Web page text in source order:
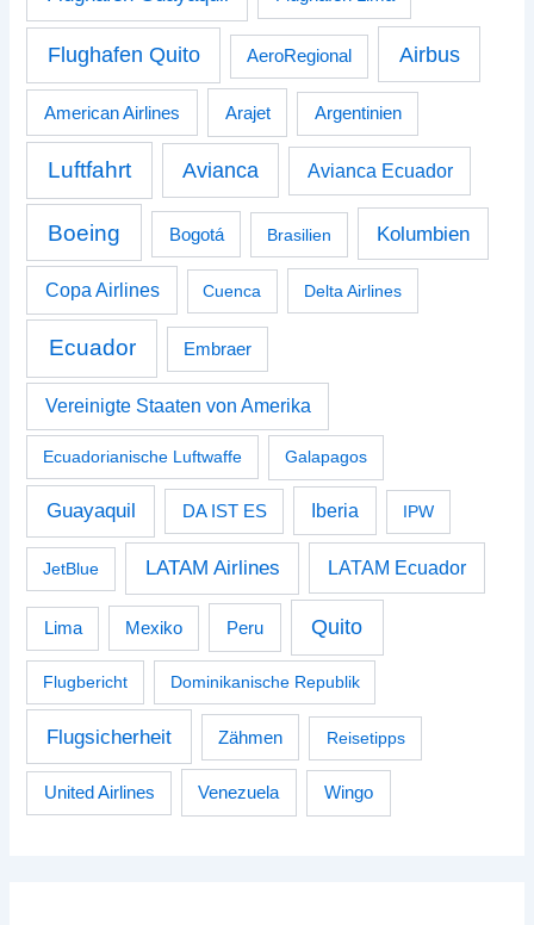
Flughafen Quito AeroRegional Airbus
American Airlines Arajet Argentinien
Luftfahrt Avianca Avianca Ecuador
Boeing Bogotá Brasilien Kolumbien
Copa Airlines Cuenca Delta Airlines
Ecuador Embraer
Vereinigte Staaten von Amerika
Ecuadorianische Luftwaffe Galapagos
Guayaquil DA IST ES Iberia IPW
JetBlue LATAM Airlines LATAM Ecuador
Lima Mexiko Peru Quito
Flugbericht Dominikanische Republik
Flugsicherheit Zähmen Reisetipps
United Airlines Venezuela Wingo